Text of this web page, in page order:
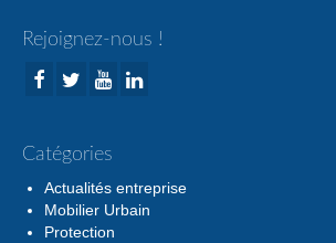
Rejoignez-nous !
Catégories
Actualités entreprise
Mobilier Urbain
Protection